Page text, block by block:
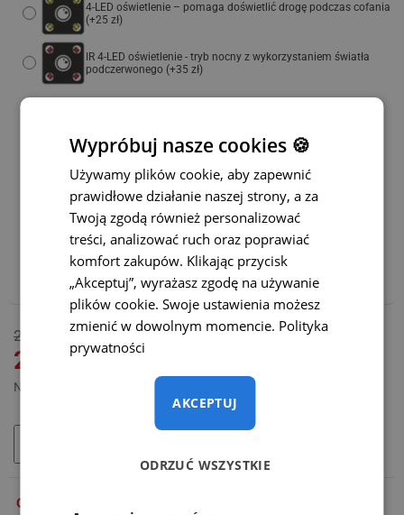
219 zł
265 zł
Netto: 178,05 zł
DOSTĘPNY
4-LED oświetlenie – pomaga doświetlić drogę podczas cofania
(+25 zł)
IR 4-LED oświetlenie - tryb nocny z wykorzystaniem światła
podczerwonego (+35 zł)
Statyczne linie parkowania z możliwością ich wyłączenia
Dynamiczne linie parkowania(+65 zł)
Polecamy również:
Adapter WiFi do bezprzewodowej transmisji – CENA
PROMOCYJNA(+165 zł)
OPIS
Wypróbuj nasze cookies 🍪
Używamy plików cookie, aby zapewnić
prawidłowe działanie naszej strony, a za
Twoją zgodą również personalizować
treści, analizować ruch oraz poprawiać
komfort zakupów. Klikając przycisk
„Akceptuj”, wyrażasz zgodę na używanie
plików cookie. Swoje ustawienia możesz
zmienić w dowolnym momencie. Polityka
prywatności
AKCEPTUJ
ODRZUĆ WSZYSTKIE